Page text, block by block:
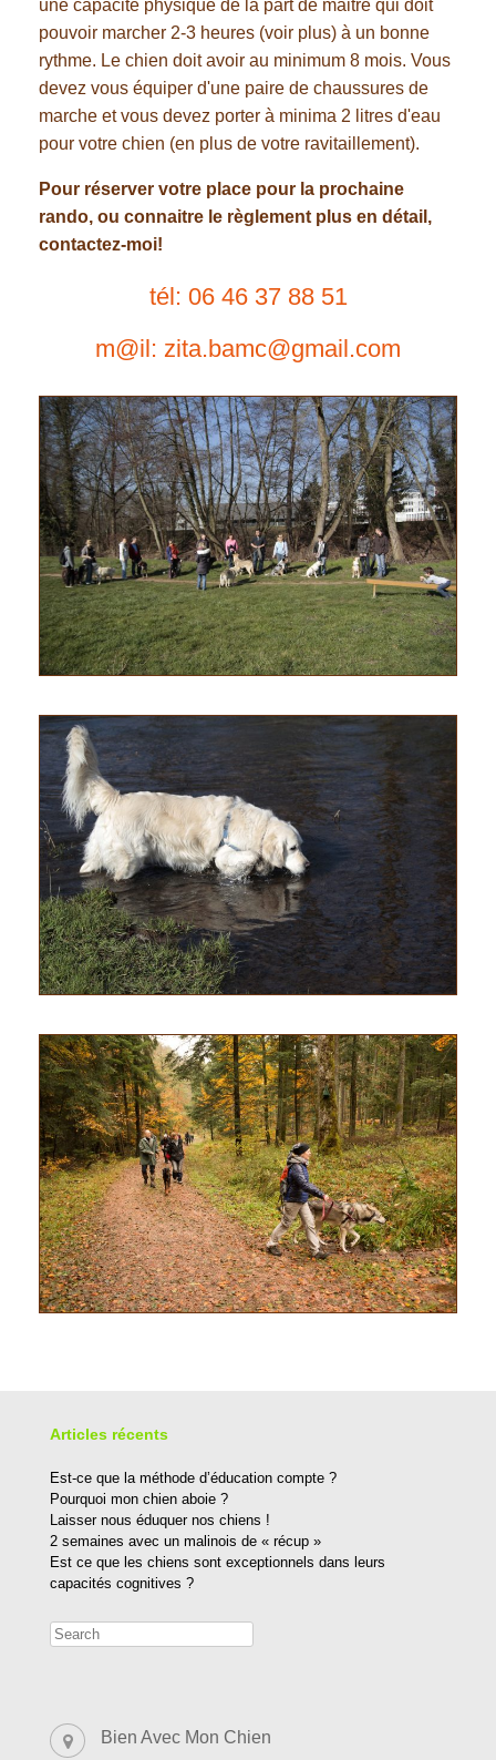
une capacité physique de la part de maitre qui doit
pouvoir marcher 2-3 heures (voir plus) à un bonne
rythme. Le chien doit avoir au minimum 8 mois. Vous
devez vous équiper d'une paire de chaussures de
marche et vous devez porter à minima 2 litres d'eau
pour votre chien (en plus de votre ravitaillement).
Pour réserver votre place pour la prochaine
rando, ou connaitre le règlement plus en détail,
contactez-moi!
tél: 06 46 37 88 51
m@il: zita.bamc@gmail.com
Articles récents
Est-ce que la méthode d’éducation compte ?
Pourquoi mon chien aboie ?
Laisser nous éduquer nos chiens !
2 semaines avec un malinois de « récup »
Est ce que les chiens sont exceptionnels dans leurs
capacités cognitives ?
Bien Avec Mon Chien